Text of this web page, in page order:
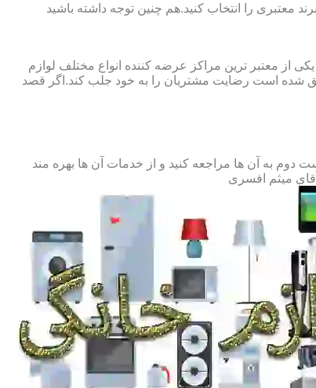
معتبری را انتخاب کنید.هم چنین توجه داشته باشید
از معتبر ترین مراکز عرضه کننده انواع مختلف لوازم
شده است رضایت مشتریان را به خود جلب کند.اگر قصد
به آن ها مراجعه کنید و از خدمات آن ها بهره مند